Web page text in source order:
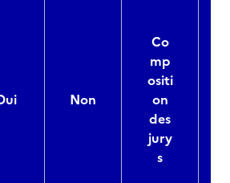
Non
Co
mp
ositi
on
des
jury
s